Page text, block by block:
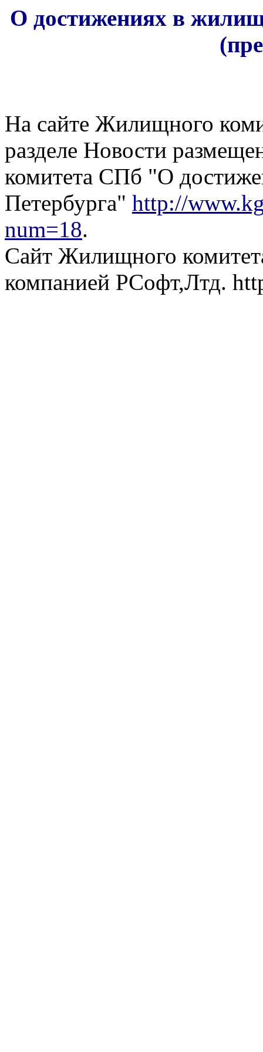
О достижениях в
На сайте Жилищного
разделе Новости
комитета СПб "О
Петербурга" http://
num=18.
Сайт Жилищного
компанией РСофт,Лтд.